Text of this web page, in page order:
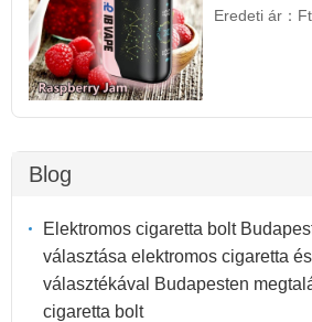
Eredeti ár：
Blog
Elektromos cigaretta bolt
választása elektromos cigaretta
választékával Budapesten
cigaretta bolt